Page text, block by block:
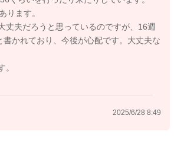
ります。
丈夫だろうと思っているのですが、16週
書かれており、今後が心配です。大丈夫な
2025/6/28 8:49